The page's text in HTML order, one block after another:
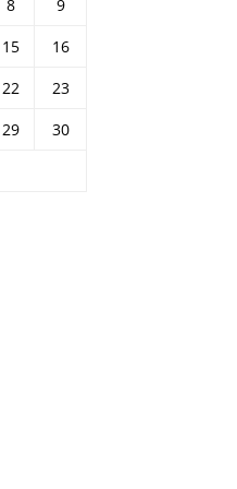
8
9
15
16
22
23
29
30